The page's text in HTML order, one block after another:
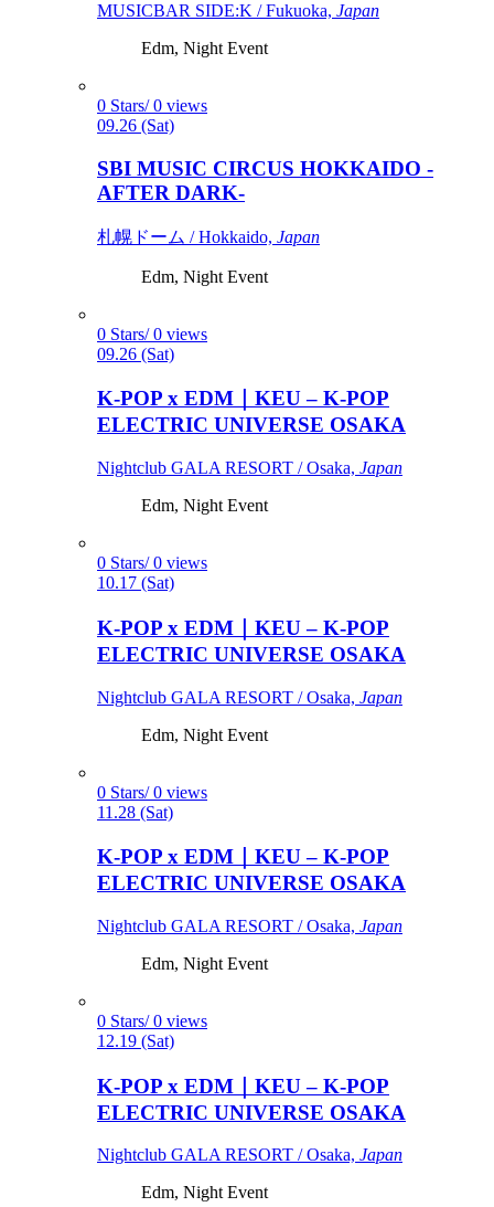
MUSICBAR SIDE:K / Fukuoka, Japan
Edm, Night Event
0 Stars/ 0 views
09.26 (Sat)
SBI MUSIC CIRCUS HOKKAIDO -
AFTER DARK-
札幌ドーム / Hokkaido, Japan
Edm, Night Event
0 Stars/ 0 views
09.26 (Sat)
K-POP x EDM｜KEU – K-POP
ELECTRIC UNIVERSE OSAKA
Nightclub GALA RESORT / Osaka, Japan
Edm, Night Event
0 Stars/ 0 views
10.17 (Sat)
K-POP x EDM｜KEU – K-POP
ELECTRIC UNIVERSE OSAKA
Nightclub GALA RESORT / Osaka, Japan
Edm, Night Event
0 Stars/ 0 views
11.28 (Sat)
K-POP x EDM｜KEU – K-POP
ELECTRIC UNIVERSE OSAKA
Nightclub GALA RESORT / Osaka, Japan
Edm, Night Event
0 Stars/ 0 views
12.19 (Sat)
K-POP x EDM｜KEU – K-POP
ELECTRIC UNIVERSE OSAKA
Nightclub GALA RESORT / Osaka, Japan
Edm, Night Event